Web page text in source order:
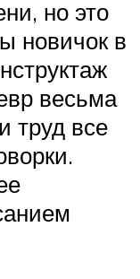
но это
новичок в
весьма
труд все